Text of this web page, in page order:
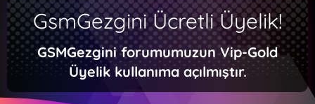
GsmGezgini Ücretli Üyelik!
GSMGezgini forumumuzun Vip-Gold
Üyelik kullanıma açılmıştır.